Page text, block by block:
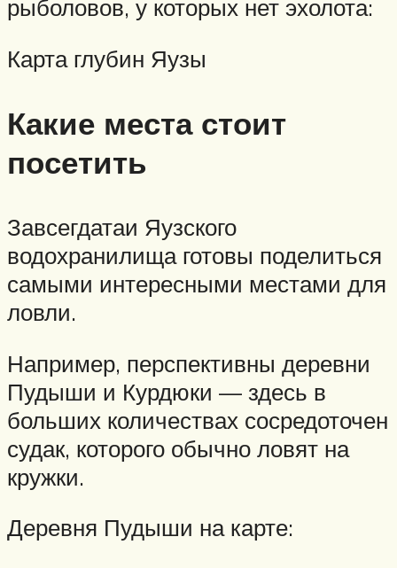
рыболовов, у которых нет эхолота:
Карта глубин Яузы
Какие места стоит
посетить
Завсегдатаи Яузского
водохранилища готовы поделиться
самыми интересными местами для
ловли.
Например, перспективны деревни
Пудыши и Курдюки — здесь в
больших количествах сосредоточен
судак, которого обычно ловят на
кружки.
Деревня Пудыши на карте: